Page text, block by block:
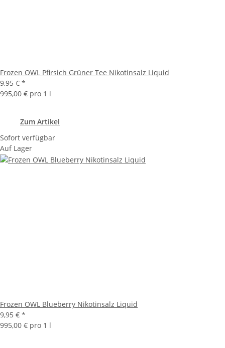
Frozen OWL Pfirsich Grüner Tee Nikotinsalz Liquid
9,95 € *
995,00 € pro 1 l
Zum Artikel
Sofort verfügbar
Auf Lager
Frozen OWL Blueberry Nikotinsalz Liquid
9,95 € *
995,00 € pro 1 l